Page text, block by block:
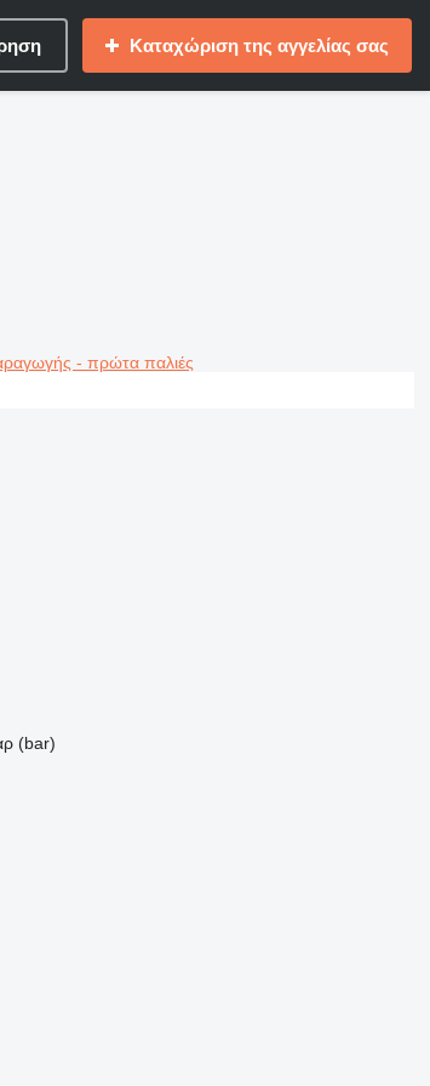
Καταχώριση της αγγελίας σας
- πρώτα παλιές
(bar)